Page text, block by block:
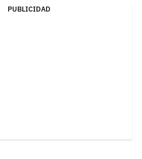
PUBLICIDAD